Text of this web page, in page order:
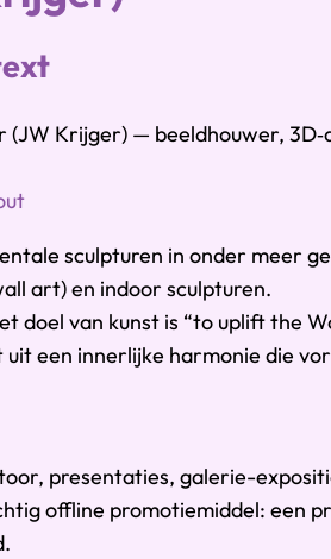
Krijger) — beeldhouwer,
sculpturen in onder meer
art) en indoor sculpturen.
doel van kunst is “to uplift the
een innerlijke harmonie die
presentaties, galerie-
offline promotiemiddel: een